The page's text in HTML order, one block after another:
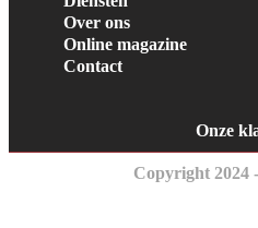
Over ons
Online magazine
Contact
Onze
Copyright 2024